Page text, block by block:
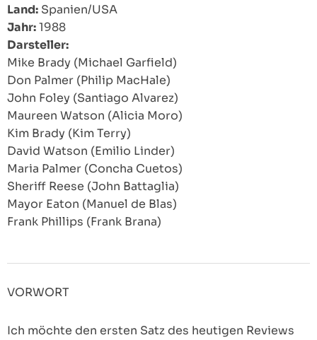
Land: Spanien/USA
Jahr:1988
Darsteller:
Mike Brady (Michael Garfield)
Don Palmer (Philip MacHale)
John Foley (Santiago Alvarez)
Maureen Watson (Alicia Moro)
Kim Brady (Kim Terry)
David Watson (Emilio Linder)
Maria Palmer (Concha Cuetos)
Sheriff Reese (John Battaglia)
Mayor Eaton (Manuel de Blas)
Frank Phillips (Frank Brana)
VORWORT
Ich möchte den ersten Satz des heutigen Reviews